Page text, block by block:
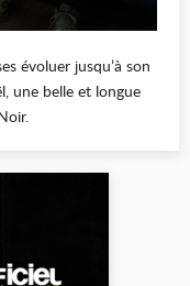
évoluer jusqu’à son
une belle et longue